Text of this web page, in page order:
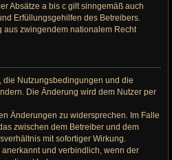
Absätze a bis c gilt sinngemäß auch
Erfüllungsgehilfen des Betreibers.
aus zwingendem nationalem Recht
die Nutzungsbedingungen und die
Die Änderung wird dem Nutzer per
Änderungen zu widersprechen. Im Falle
zwischen dem Betreiber und dem
mit sofortiger Wirkung.
und verbindlich, wenn der